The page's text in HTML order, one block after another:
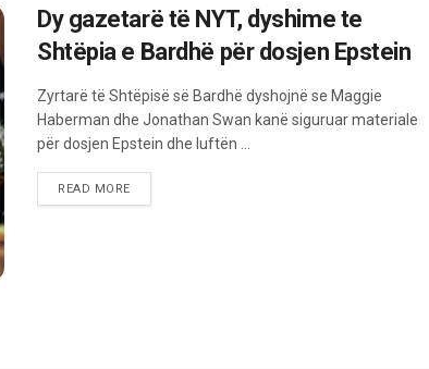
Dy gazetarë të NYT, dyshime te
Shtëpia e Bardhë për dosjen Epstein
Zyrtarë të Shtëpisë së Bardhë dyshojnë se Maggie
Haberman dhe Jonathan Swan kanë siguruar materiale
për dosjen Epstein dhe luftën ...
READ MORE